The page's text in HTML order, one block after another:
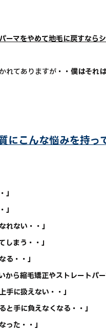
ーマをやめて地毛に戻すなら
れてありますが ・・僕はそれ
にこんな悩みを持っ
」
」
れない・・」
しまう・・」
る・・」
から縮毛矯正やストレートパ
手に扱えない・・」
と手に負えなくなる・・」
った・・」